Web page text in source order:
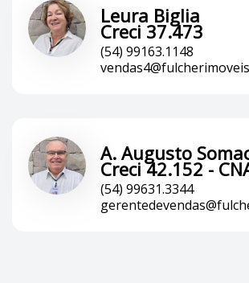
Leura Biglia
Creci 37.473
(54) 99163.1148
A. Augusto
Creci 42.152 -
(54) 99631.3344